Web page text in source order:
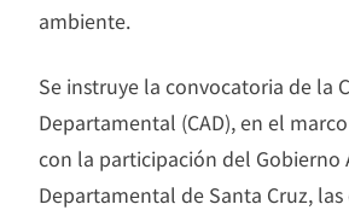
ambiente.
Se instruye la convocatoria de la
Departamental (CAD), en el
con la participación del Gobierno
Departamental de Santa Cruz,